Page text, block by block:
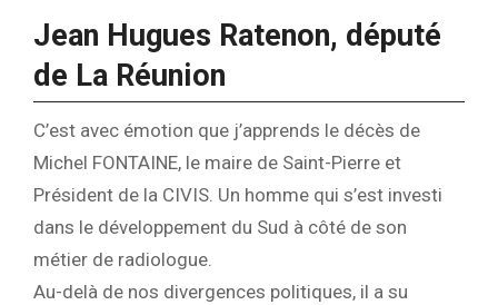
Jean Hugues Ratenon, député
de La Réunion
C’est avec émotion que j’apprends le décès de
Michel FONTAINE, le maire de Saint-Pierre et
Président de la CIVIS. Un homme qui s’est investi
dans le développement du Sud à côté de son
métier de radiologue.
Au-delà de nos divergences politiques, il a su